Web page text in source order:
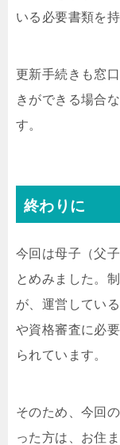
いる必要書類を
更新手続きも窓
きができる場合
す。
終わりに
今回は母子（父
とめみました。
が、運営してい
や資格審査に必
られています。
そのため、今回
った方は、お住